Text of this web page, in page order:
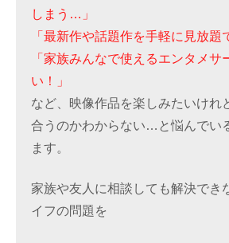
しまう…」
「最新作や話題作を手軽に見放題
「家族みんなで使えるエンタメサ
い！」
など、映像作品を楽しみたいけれ
合うのかわからない…と悩んでい
ます。
家族や友人に相談しても解決でき
イフの問題を